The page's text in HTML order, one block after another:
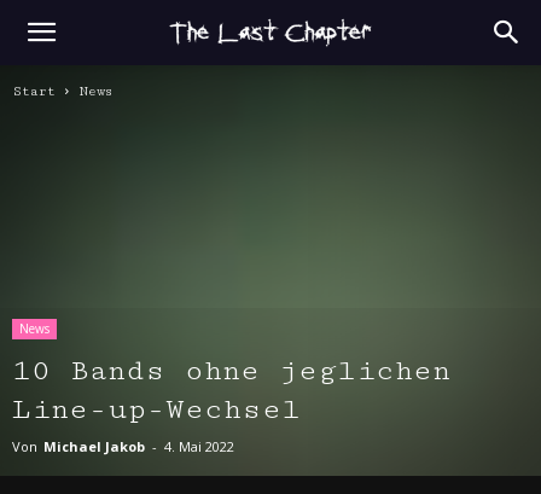
Start News
News
10 Bands ohne jeglichen
Line-up-Wechsel
Von Michael Jakob - 4. Mai 2022